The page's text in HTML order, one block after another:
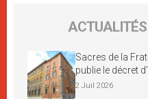
ACTUALITÉS
Sacres de la
publie le décret
2 Juil 2026